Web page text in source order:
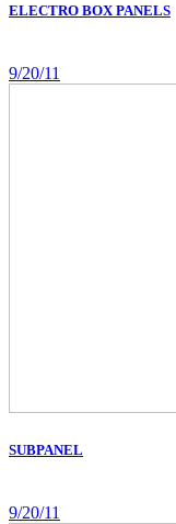
ELECTRO BOX PANELS
9/20/11
SUBPANEL
9/20/11